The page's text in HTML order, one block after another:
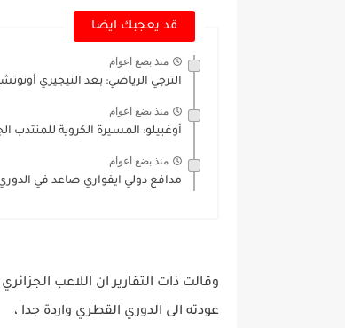
قد يعجبك ايضا
منذ بضع اعوام
الترجي الرياضي: بعد النيجيري
منذ بضع اعوام
أوغبيلو: المسيرة الكروية للمنتدب
منذ بضع اعوام
مدافع دولي ايفواري صاعد في
وقالت ذات التقارير ان اللاعب
عودته الى الدوري القطري واردة جدا ،